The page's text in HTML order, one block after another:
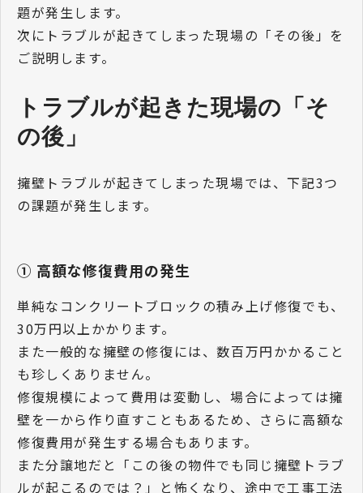
題が発生します。
次にトラブルが起きてしまった現場の「その後」を
ご説明します。
トラブルが起きた現場の「そ
の後」
擁壁トラブルが起きてしまった現場では、下記3つ
の課題が発生します。
① 高額な修復費用の発生
単純なコンクリートブロックの積み上げ修復でも、
30万円以上かかります。
また一般的な擁壁の修復には、数百万円かかること
も珍しくありません。
修復規模によって費用は変動し、場合によっては擁
壁を一から作り直すこともあるため、さらに高額な
修復費用が発生する場合もあります。
また分譲地だと「この後の物件でも同じ擁壁トラブ
ルが起こるのでは？」と怖くなり、途中で工事工法